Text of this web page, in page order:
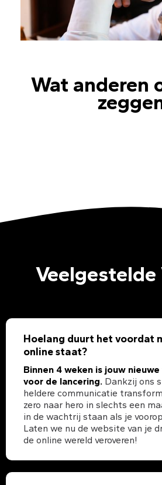
Wat anderen
Veelgestelde
Hoelang duurt het voordat
online staat?
Binnen 4 weken is jouw
voor de lancering. Dankzij ons
heldere communicatie
zero naar hero in slechts een
in de wachtrij staan als je
Laten we nu de website van je
de online wereld veroveren!